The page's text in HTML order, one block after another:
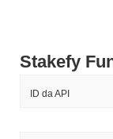
Stakefy
ID da API